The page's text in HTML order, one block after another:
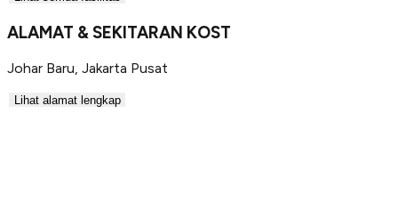
ALAMAT & SEKITARAN KOST
Johar Baru Jakarta Pusat
Lihat alamat lengkap